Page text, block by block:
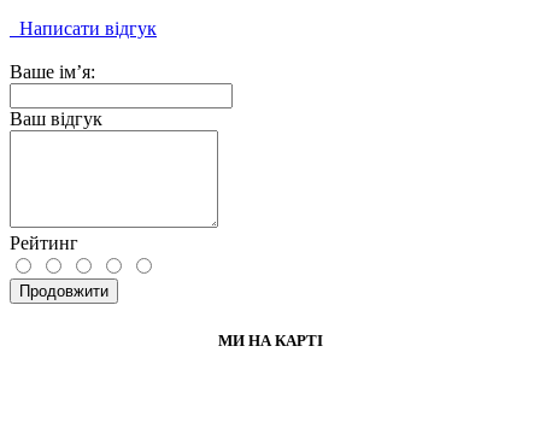
Написати відгук
Ваше ім’я:
Ваш відгук
Рейтинг
Продовжити
МИ НА КАРТІ